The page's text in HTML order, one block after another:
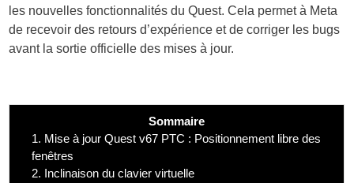
les nouvelles fonctionnalités du Quest. Cela permet à Meta
de recevoir des retours d’expérience et de corriger les bugs
avant la sortie officielle des mises à jour.
Sommaire
1. Mise à jour Quest v67 PTC : Positionnement libre des
fenêtres
2. Inclinaison du clavier virtuelle